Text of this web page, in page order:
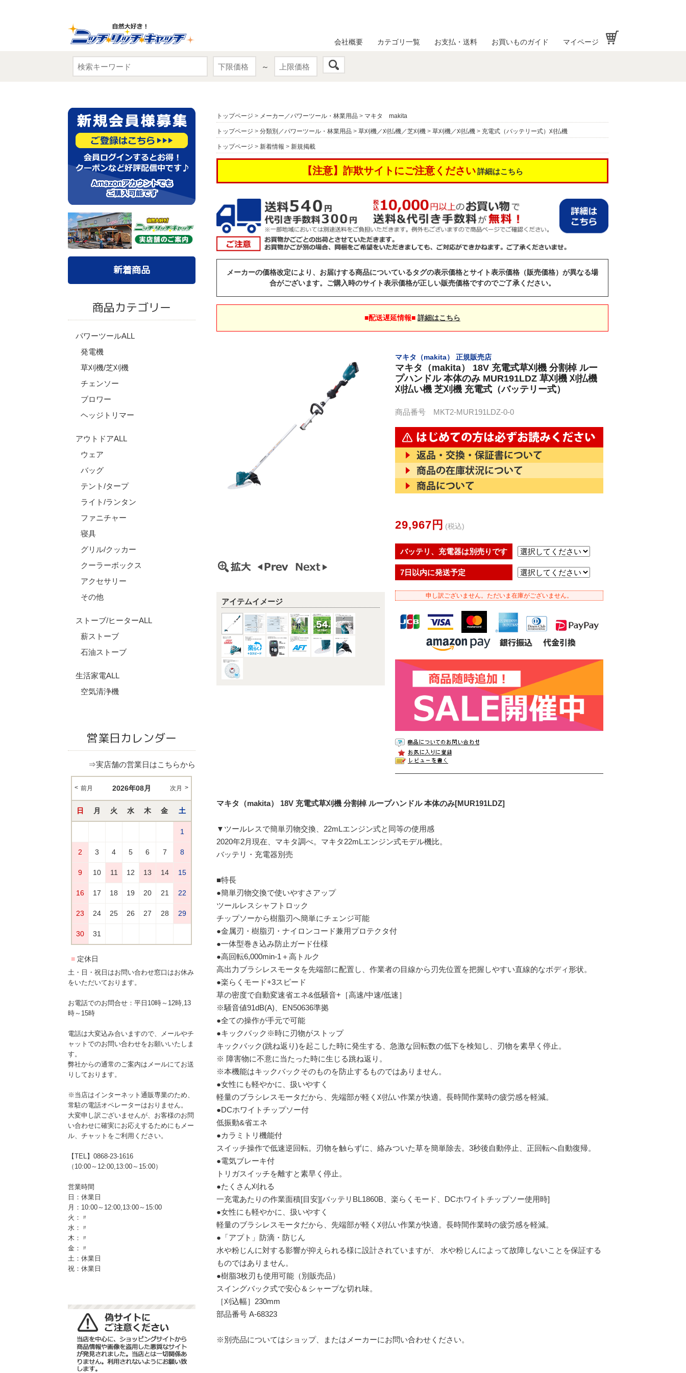
～
会社概要 カテゴリ一覧 お支払・送料 お買いものガイド マイページ
新着商品
商品カテゴリー
パワーツールALL
発電機
草刈機/芝刈機
チェンソー
ブロワー
ヘッジトリマー
アウトドアALL
ウェア
バッグ
テント/タープ
ライト/ランタン
ファニチャー
寝具
グリル/クッカー
クーラーボックス
アクセサリー
その他
ストーブ/ヒーターALL
薪ストーブ
石油ストーブ
生活家電ALL
空気清浄機
営業日カレンダー
⇒実店舗の営業日はこちらから
土・日・祝日はお問い合わせ窓口はお休み
をいただいております。
お電話でのお問合せ：平日10時～12時,13
時～15時
電話は大変込み合いますので、メールやチ
ャットでのお問い合わせをお願いいたしま
す。
弊社からの通常のご案内はメールにてお送
りしております。
※当店はインターネット通販専業のため、
常駐の電話オペレーターはおりません。
大変申し訳ございませんが、お客様のお問
い合わせに確実にお応えするためにもメー
ル、チャットをご利用ください。
【TEL】0868-23-1616
（10:00～12:00,13:00～15:00）
営業時間
日：休業日
月：10:00～12:00,13:00～15:00
火：〃
水：〃
木：〃
金：〃
土：休業日
祝：休業日
トップページ > メーカー／パワーツール・林業用品 > マキタ makita
トップページ > 分類別／パワーツール・林業用品 > 草刈機／刈払機／芝刈機 > 草刈機／刈払機 > 充電式（バッテリー式）刈払機
トップページ > 新着情報 > 新規掲載
【注意】詐欺サイトにご注意ください 詳細はこちら
メーカーの価格改定により、お届けする商品についているタグの表示価格とサイト表示価格（販売価格）が異なる場
合がございます。ご購入時のサイト表示価格が正しい販売価格ですのでご了承ください。
■配送遅延情報■ 詳細はこちら
マキタ（makita） 正規販売店
マキタ（makita） 18V 充電式草刈機 分割棹 ルー
プハンドル 本体のみ MUR191LDZ 草刈機 刈払機
刈払い機 芝刈機 充電式（バッテリー式）
商品番号 MKT2-MUR191LDZ-0-0
29,967円 (税込)
バッテリ、充電器は別売りです
7日以内に発送予定
申し訳ございません。ただいま在庫がございません。
アイテムイメージ
マキタ（makita） 18V 充電式草刈機 分割棹 ループハンドル 本体のみ[MUR191LDZ]
▼ツールレスで簡単刃物交換、22mLエンジン式と同等の使用感
2020年2月現在、マキタ調べ。マキタ22mLエンジン式モデル機比。
バッテリ・充電器別売
■特長
●簡単刃物交換で使いやすさアップ
ツールレスシャフトロック
チップソーから樹脂刃へ簡単にチェンジ可能
●金属刃・樹脂刃・ナイロンコード兼用プロテクタ付
●一体型巻き込み防止ガード仕様
●高回転6,000min-1＋高トルク
高出力ブラシレスモータを先端部に配置し、作業者の目線から刃先位置を把握しやすい直線的なボディ形状。
●楽らくモード+3スピード
草の密度で自動変速省エネ&低騒音+［高速/中速/低速］
※騒音値91dB(A)、EN50636準拠
●全ての操作が手元で可能
●キックバック※時に刃物がストップ
キックバック(跳ね返り)を起こした時に発生する、急激な回転数の低下を検知し、刃物を素早く停止。
※ 障害物に不意に当たった時に生じる跳ね返り。
※本機能はキックバックそのものを防止するものではありません。
●女性にも軽やかに、扱いやすく
軽量のブラシレスモータだから、先端部が軽く刈払い作業が快適。長時間作業時の疲労感を軽減。
●DCホワイトチップソー付
低振動&省エネ
●カラミトリ機能付
スイッチ操作で低速逆回転。刃物を触らずに、絡みついた草を簡単除去。3秒後自動停止、正回転へ自動復帰。
●電気ブレーキ付
トリガスイッチを離すと素早く停止。
●たくさん刈れる
一充電あたりの作業面積[目安][バッテリBL1860B、楽らくモード、DCホワイトチップソー使用時]
●女性にも軽やかに、扱いやすく
軽量のブラシレスモータだから、先端部が軽く刈払い作業が快適。長時間作業時の疲労感を軽減。
●「アプト」防滴・防じん
水や粉じんに対する影響が抑えられる様に設計されていますが、 水や粉じんによって故障しないことを保証する
ものではありません。
●樹脂3枚刃も使用可能（別販売品）
スイングバック式で安心＆シャープな切れ味。
［刈込幅］230mm
部品番号 A-68323
※別売品についてはショップ、またはメーカーにお問い合わせください。